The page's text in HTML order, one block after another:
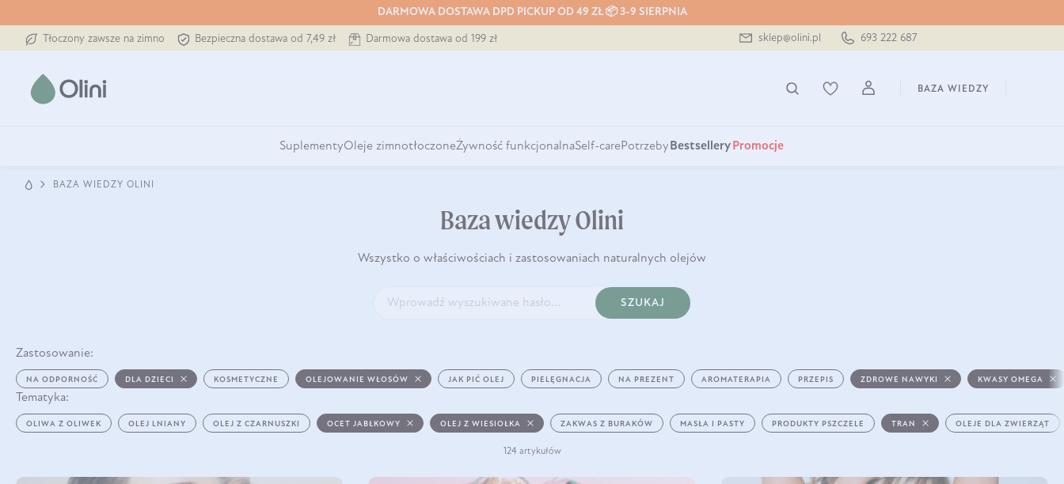
DARMOWA DOSTAWA DPD PICKUP OD 49 ZŁ 📦 3-9 SIERPNIA
Tłoczony zawsze na zimno Bezpieczna dostawa od 7,49 zł Darmowa dostawa od 199 zł sklep@olini.pl 693 222 687
BAZA WIEDZY
SuplementyOleje zimnotłoczoneŻywność funkcjonalnaSelf-carePotrzeby Bestsellery Promocje
BAZA WIEDZY OLINI
Baza wiedzy Olini
Wszystko o właściwościach i zastosowaniach naturalnych olejów
SZUKAJ
Zastosowanie:
NA ODPORNOŚĆ DLA DZIECI KOSMETYCZNE OLEJOWANIE WŁOSÓW JAK PIĆ OLEJ PIELĘGNACJA NA PREZENT AROMATERAPIA PRZEPIS ZDROWE NAWYKI KWASY OMEGA
Tematyka:
OLIWA Z OLIWEK OLEJ LNIANY OLEJ Z CZARNUSZKI OCET JABŁKOWY OLEJ Z WIESIOŁKA ZAKWAS Z BURAKÓW MASŁA I PASTY PRODUKTY PSZCZELE TRAN OLEJE DLA ZWIERZĄT
124 artykułów